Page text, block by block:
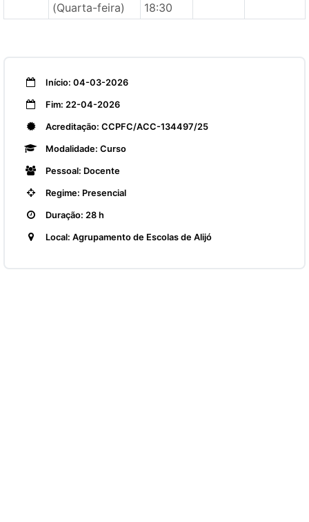
(Quarta-feira)
18:30
Início: 04-03-2026
Fim: 22-04-2026
Acreditação: CCPFC/ACC-134497/25
Modalidade: Curso
Pessoal: Docente
Regime: Presencial
Duração: 28 h
Local: Agrupamento de Escolas de Alijó